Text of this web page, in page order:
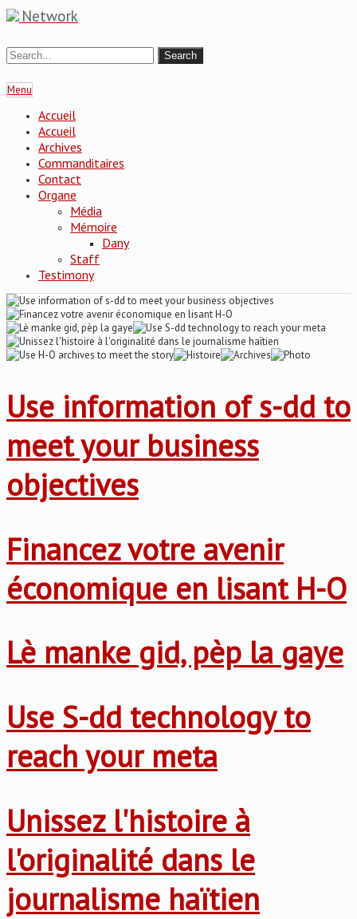
Network
Menu
Accueil
Accueil
Archives
Commanditaires
Contact
Organe
Média
Mémoire
Dany
Staff
Testimony
Use information of s-dd to
meet your business
objectives
Financez votre avenir
économique en lisant H-O
Lè manke gid, pèp la gaye
Use S-dd technology to
reach your meta
Unissez l'histoire à
l'originalité dans le
journalisme haïtien